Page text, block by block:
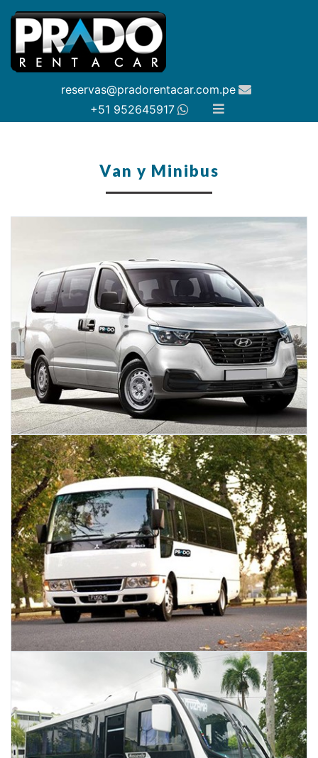
reservas@pradorentacar.com.pe
+51 952645917
Van y Minibus